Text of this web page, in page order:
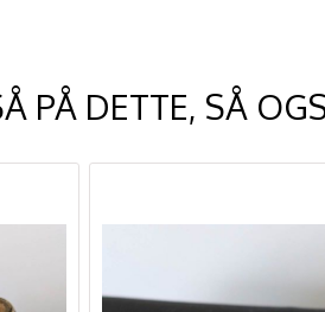
PÅ DETTE, SÅ